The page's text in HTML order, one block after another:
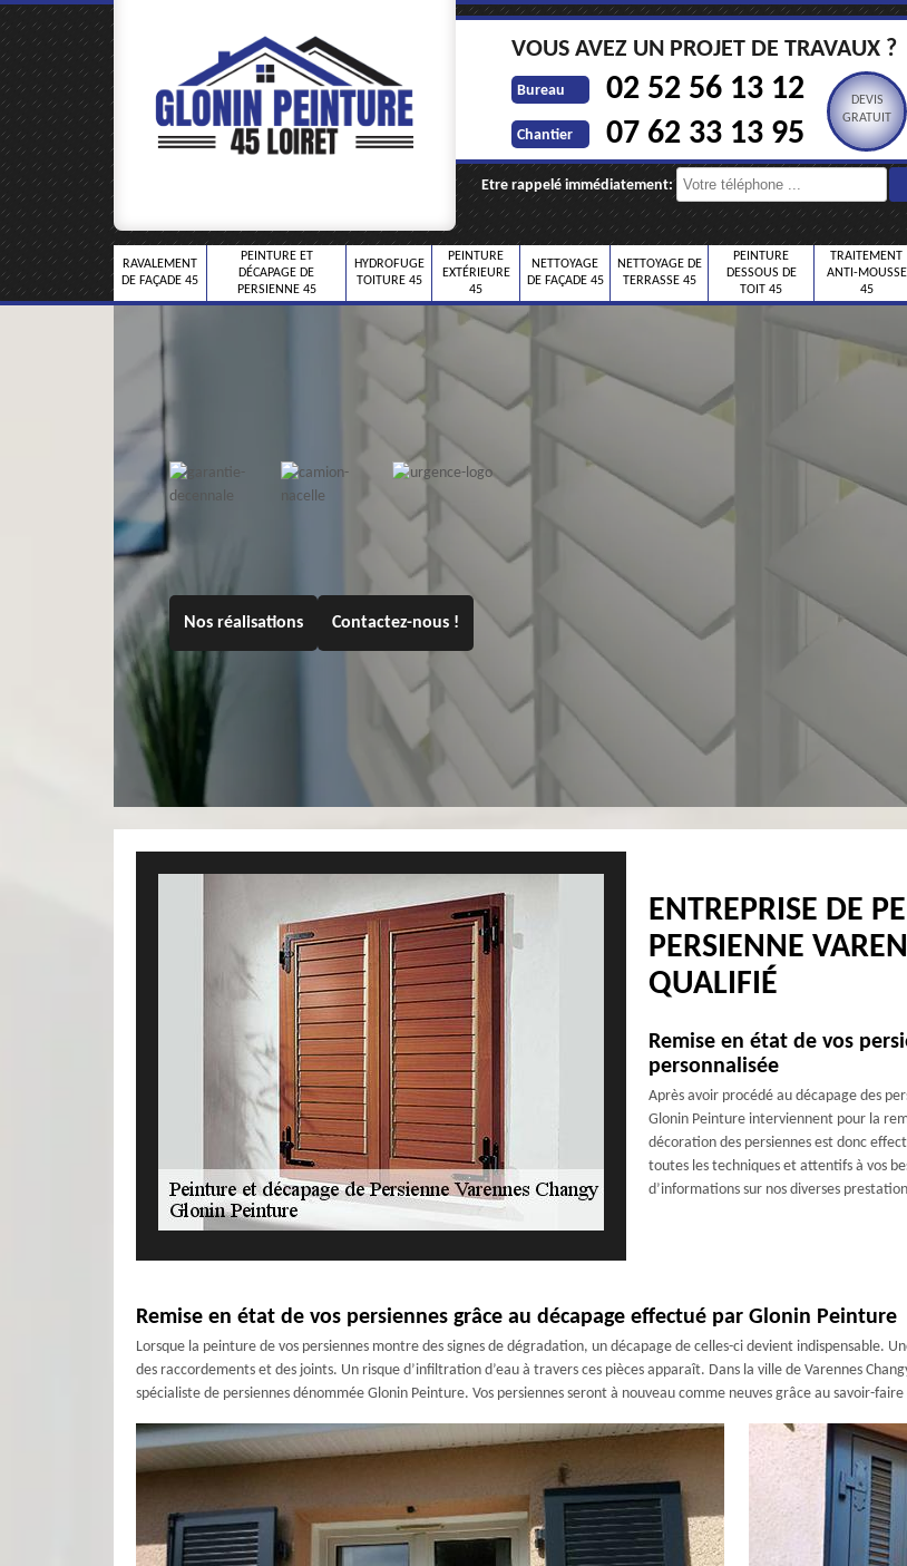
VOUS AVEZ UN PROJET DE TRAVAUX ?
Bureau 02 52 56 13 12
Chantier 07 62 33 13 95
DEVIS
GRATUIT
Etre rappelé immédiatement:
RAVALEMENT
DE FAÇADE 45
PEINTURE ET
DÉCAPAGE DE
PERSIENNE 45
HYDROFUGE
TOITURE 45
PEINTURE
EXTÉRIEURE
45
NETTOYAGE
DE FAÇADE 45
NETTOYAGE DE
TERRASSE 45
PEINTURE
DESSOUS DE
TOIT 45
TRAITEMENT
ANTI-MOUSSE
45
Nos réalisations Contactez-nous !
ENTREPRISE DE
PERSIENNE
QUALIFIÉ
Remise en état de vos
personnalisée
Après avoir procédé au décapage des
Glonin Peinture interviennent pour la
décoration des persiennes est donc
toutes les techniques et attentifs à vos
d’informations sur nos diverses
Remise en état de vos persiennes grâce au décapage effectué par Glonin Peinture
Lorsque la peinture de vos persiennes montre des signes de dégradation, un décapage de celles-ci devient indispensable.
des raccordements et des joints. Un risque d’infiltration d’eau à travers ces pièces apparaît. Dans la ville de Varennes
spécialiste de persiennes dénommée Glonin Peinture. Vos persiennes seront à nouveau comme neuves grâce au savoir-